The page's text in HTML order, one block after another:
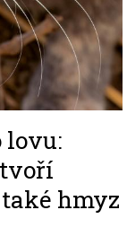
lovu:
hmyz